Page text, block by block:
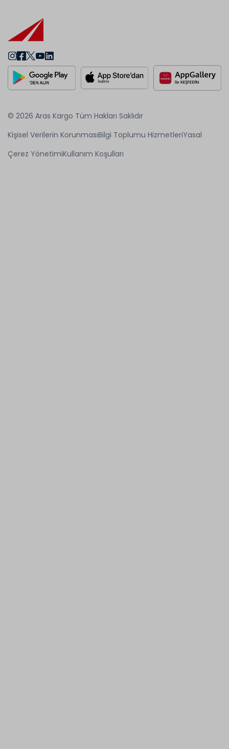
© 2026 Aras Kargo Tüm Hakları Saklıdır
Kişisel Verilerin KorunmasıBilgi Toplumu HizmetleriYasal
Çerez YönetimiKullanım Koşulları